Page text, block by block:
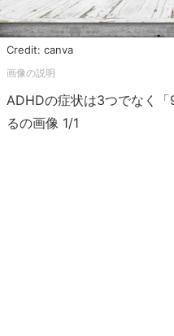
Credit: canva
ADHDの症状は3つでなく
るの画像 1/1